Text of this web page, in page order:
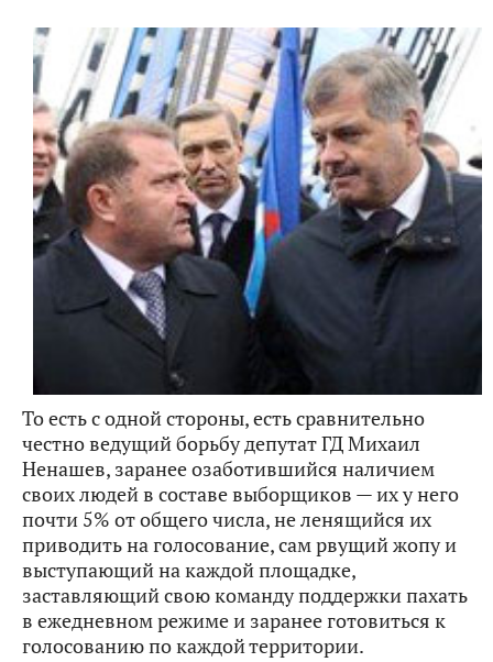
То есть с одной стороны, есть сравнительно
честно ведущий борьбу депутат ГД Михаил
Ненашев, заранее озаботившийся наличием
своих людей в составе выборщиков — их у него
почти 5% от общего числа, не ленящийся их
приводить на голосование, сам рвущий жопу и
выступающий на каждой площадке,
заставляющий свою команду поддержки пахать
в ежедневном режиме и заранее готовиться к
голосованию по каждой территории.